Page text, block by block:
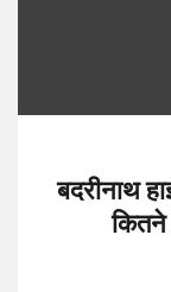
बदरीनाथ
कितने